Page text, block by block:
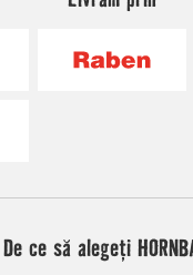
De ce să alegeți